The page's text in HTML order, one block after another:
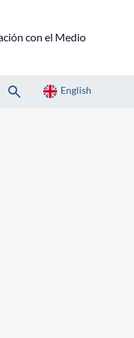
con el Medio
English